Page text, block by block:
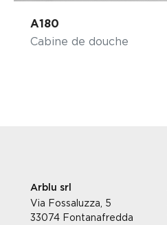
A180
Cabine de douche
Arblu srl
Via Fossaluzza, 5
33074 Fontanafredda